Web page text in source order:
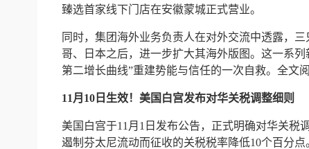
臻选首家线下门店在安徽蒙城正式营业。
同时，集团海外业务负责人在对外交流中透露，
哥、日本之后，进一步扩大其海外版图。这一系
第二增长曲线”重建势能与信任的一次自救。 全文
11月10日生效！美国白宫发布对华关税调整细则
美国白宫于11月1日发布公告，正式明确对华关税
遏制芬太尼流动而征收的关税税率降低10个百分